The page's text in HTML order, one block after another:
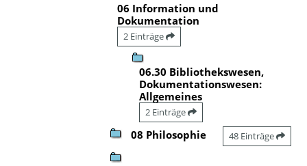
06 Information und
Dokumentation
2 Einträge
06.30 Bibliothekswesen,
Dokumentationswesen:
Allgemeines
2 Einträge
08 Philosophie 48 Einträge